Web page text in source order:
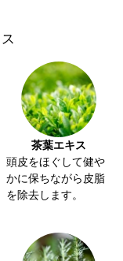
茶葉エキス
頭皮をほぐして健や
かに保ちながら皮脂
を除去します。